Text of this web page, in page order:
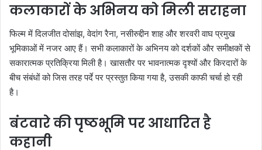
कलाकारों के अभिनय को मिली सराहना
फिल्म में दिलजीत दोसांझ, वेदांग रैना, नसीरुद्दीन शाह और शरवरी वाघ प्रमुख
भूमिकाओं में नजर आए हैं। सभी कलाकारों के अभिनय को दर्शकों और समीक्षकों से
सकारात्मक प्रतिक्रिया मिली है। खासतौर पर भावनात्मक दृश्यों और किरदारों के
बीच संबंधों को जिस तरह पर्दे पर प्रस्तुत किया गया है, उसकी काफी चर्चा हो रही
है।
बंटवारे की पृष्ठभूमि पर आधारित है
कहानी